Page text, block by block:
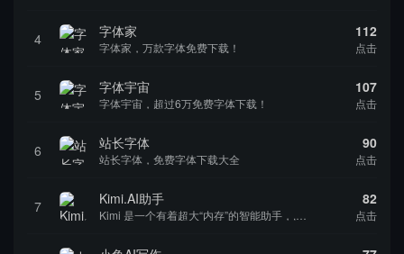
4 字体家
字体家，万款字体免费下载！
112
点击
5 字体宇宙
字体宇宙，超过6万免费字体下载！
107
点击
6 站长字体
站长字体，免费字体下载大全
90
点击
7 Kimi.AI助手 82
点击